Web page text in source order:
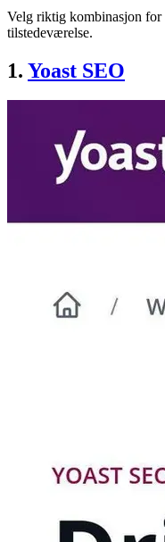
Velg riktig kombinasjon for
tilstedeværelse.
1. Yoast SEO